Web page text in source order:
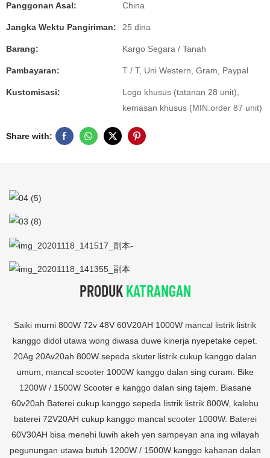
Panggonan Asal: China
Jangka Wektu Pangiriman: 25 dina
Barang: Kargo Segara / Tanah
Pambayaran: T / T, Uni Western, Gram, Paypal
Kustomisasi:
Logo khusus (tatanan 28 unit),
kemasan khusus (MIN.order 87 unit)
Share with:
PRODUKKATRANGAN
Saiki murni 800W 72v 48V 60V20AH 1000W mancal listrik listrik
kanggo didol utawa wong diwasa duwe kinerja nyepetake cepet.
20Ag 20Av20ah 800W sepeda skuter listrik cukup kanggo dalan
umum, mancal scooter 1000W kanggo dalan sing curam. Bike
1200W / 1500W Scooter e kanggo dalan sing tajem. Biasane
60v20ah Baterei cukup kanggo sepeda listrik listrik 800W, kalebu
baterei 72V20AH cukup kanggo mancal scooter 1000W. Baterei
60V30AH bisa menehi luwih akeh yen sampeyan ana ing wilayah
pegunungan utawa butuh 1200W / 1500W kanggo kahanan dalan